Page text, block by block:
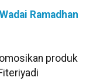
Ramadhan
produk